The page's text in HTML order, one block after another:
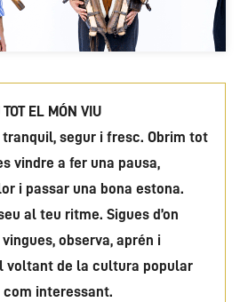
EL MÓN VIU
segur i fresc. Obrim tot
vindre a fer una pausa,
i passar una bona estona.
al teu ritme. Sigues d’on
vingues, observa, aprén i
voltant de la cultura popular
interessant.